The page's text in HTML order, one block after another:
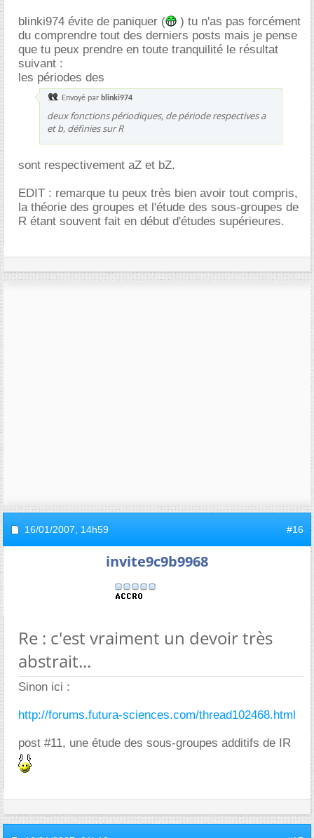
blinki974 évite de paniquer (
) tu n'as pas forcément
du comprendre tout des derniers posts mais je pense
que tu peux prendre en toute tranquilité le résultat
suivant :
les périodes des
Envoyé par blinki974
deux fonctions périodiques, de période respectives a
et b, définies sur R
sont respectivement aZ et bZ.
EDIT : remarque tu peux très bien avoir tout compris,
la théorie des groupes et l'étude des sous-groupes de
R étant souvent fait en début d'études supérieures.
16/01/2007, 14h59 #16
invite9c9b9968
Re : c'est vraiment un devoir très
abstrait...
Sinon ici :
http://forums.futura-sciences.com/thread102468.html
post #11, une étude des sous-groupes additifs de IR